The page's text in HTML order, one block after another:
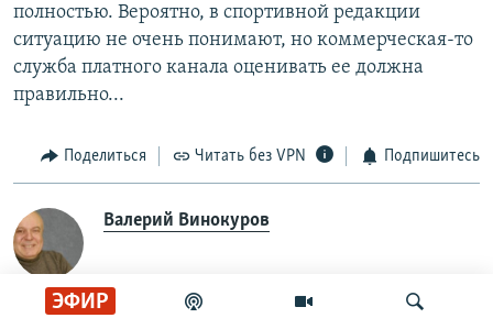
ЭФИР
полностью. Вероятно, в спортивной редакции
ситуацию не очень понимают, но коммерческая-то
служба платного канала оценивать ее должна
правильно...
Поделиться Читать без VPN Подпишитесь
Валерий Винокуров